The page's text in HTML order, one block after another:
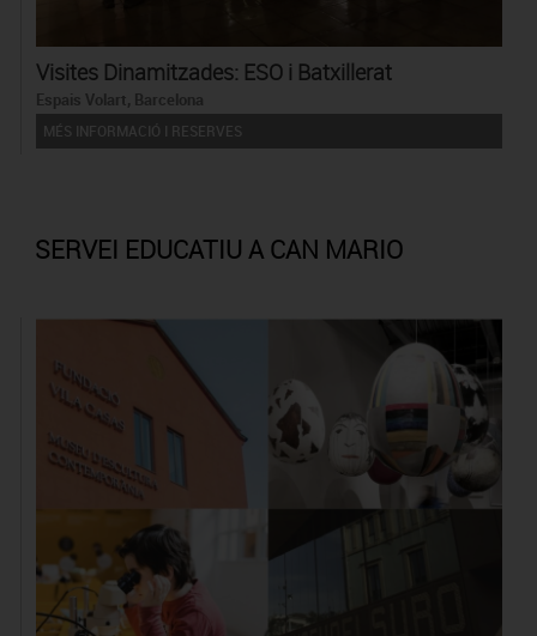
Visites Dinamitzades: ESO i Batxillerat
Espais Volart, Barcelona
MÉS INFORMACIÓ I RESERVES
SERVEI EDUCATIU A CAN MARIO